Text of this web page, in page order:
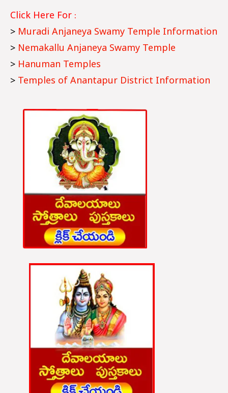
Click Here For :
> Muradi Anjaneya Swamy Temple Information
> Nemakallu Anjaneya Swamy Temple
> Hanuman Temples
> Temples of Anantapur District Information